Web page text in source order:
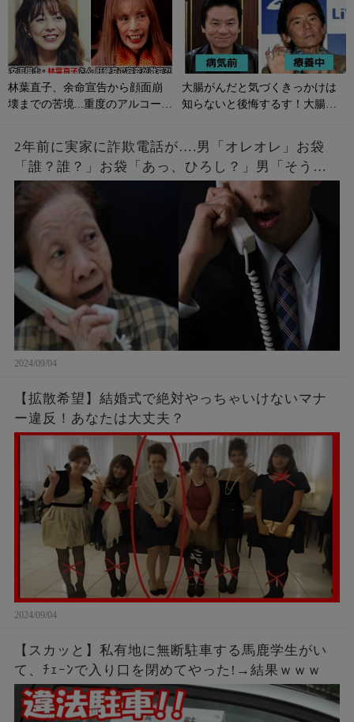
林葉直子、余命宣告から顔面崩
壊までの苦境...重度のアルコール
大腸がんだと気づくきっかけは
知らないと後悔するす！大腸が
2年前に実家に詐欺電話が….男「オレオレ」お袋
「誰？誰？」お袋「あっ、ひろし？」男「そうだ
よ母さん、ひろしだよ」母の驚愕な破壊力のある
返しとはw
2024/09/04
【拡散希望】結婚式で絶対やっちゃいけないマナ
ー違反！あなたは大丈夫？
2024/09/04
【スカッと】私有地に無断駐車する馬鹿学生がい
て、ﾁｪｰﾝで入り口を閉めてやった!→結果ｗｗｗ